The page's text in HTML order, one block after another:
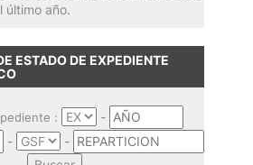
último año.
ESTADO DE EXPEDIENTE
:
-
-
-